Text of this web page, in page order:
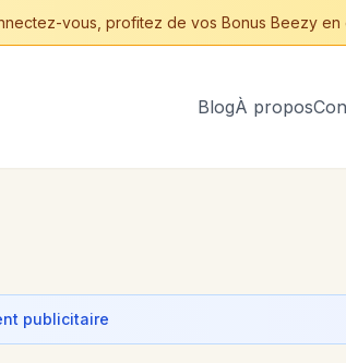
vous, profitez de vos Bonus Beezy en
BlogÀ propos
publicitaire